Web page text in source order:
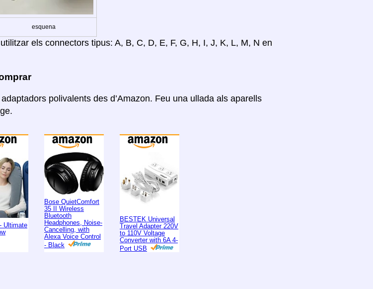
esquena
els connectors tipus: A, B, C, D, E, F, G, H, I, J, K, L, M, N en
polivalents des d’Amazon. Feu una ullada als aparells
Ultimate
Bose QuietComfort
35 II Wireless
Bluetooth
Headphones, Noise-
Cancelling, with
Alexa Voice Control
- Black
BESTEK Universal
Travel Adapter 220V
to 110V Voltage
Converter with 6A 4-
Port USB